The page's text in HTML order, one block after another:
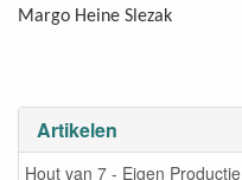
Artikelen
Hout van 7 - Eigen Productie
Margo Heine Slezak